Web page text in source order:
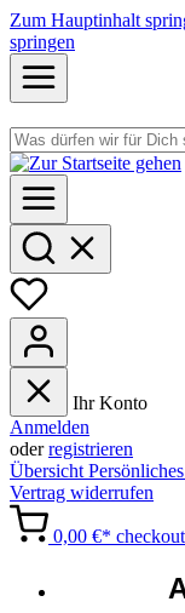
Zum Hauptinhalt
springen
Ihr Konto
Anmelden
oderregistrieren
Übersicht
Vertrag widerrufen
0,00 €*